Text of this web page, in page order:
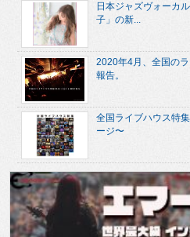
日本ジャズヴォーカ
子」の新...
2020年4月、全国の
報告。
全国ライブハウス特
ージ〜